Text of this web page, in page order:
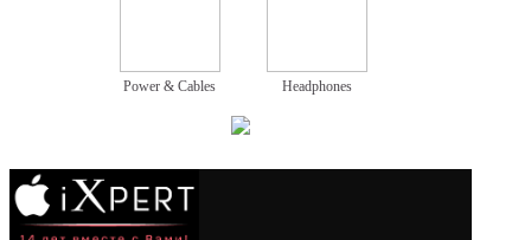
Power & Cables Headphones